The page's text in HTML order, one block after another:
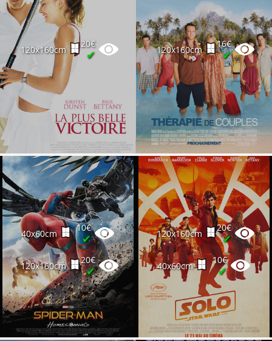
120x160cm
20€
✔ 120x160cm
16€
✔
40x60cm
10€
✔
120x160cm
20€
✔
120x160cm
20€
✔
40x60cm
10€
✔